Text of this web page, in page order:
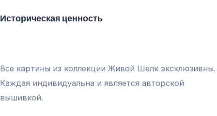
Историческая ценность
Все картины из коллекции Живой Шелк эксклюзивны.
Каждая индивидуальна и является авторской
вышивкой.